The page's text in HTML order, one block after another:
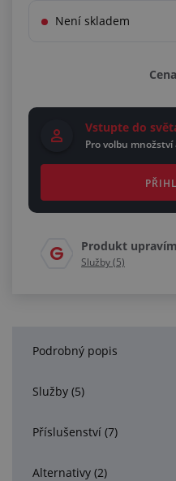
Není skladem
Vstupte do
Pro volbu
Produkt
Služby (5)
Podrobný popis
Služby (5)
Příslušenství (7)
Alternativy (2)